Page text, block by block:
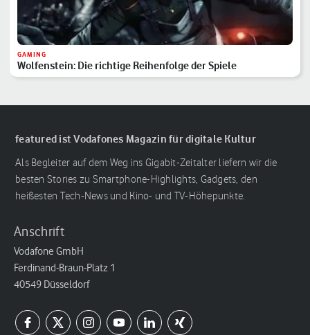
GAMING
Wolfenstein: Die richtige Reihenfolge der Spiele
featured ist Vodafones Magazin für digitale Kultur
Als Begleiter auf dem Weg ins Gigabit-Zeitalter liefern wir die
besten Stories zu Smartphone-Highlights, Gadgets, den
heißesten Tech-News und Kino- und TV-Höhepunkte.
Anschrift
Vodafone GmbH
Ferdinand-Braun-Platz 1
40549 Düsseldorf